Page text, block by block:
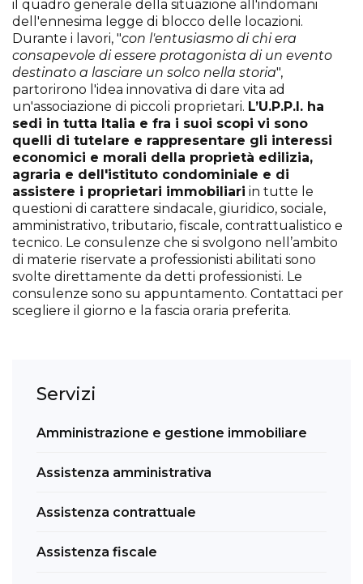
il quadro generale della situazione all'indomani
dell'ennesima legge di blocco delle locazioni.
Durante i lavori, "con l'entusiasmo di chi era
consapevole di essere protagonista di un evento
destinato a lasciare un solco nella storia",
partorirono l'idea innovativa di dare vita ad
un'associazione di piccoli proprietari. L’U.P.P.I. ha
sedi in tutta Italia e fra i suoi scopi vi sono
quelli di tutelare e rappresentare gli interessi
economici e morali della proprietà edilizia,
agraria e dell'istituto condominiale e di
assistere i proprietari immobiliari in tutte le
questioni di carattere sindacale, giuridico, sociale,
amministrativo, tributario, fiscale, contrattualistico e
tecnico. Le consulenze che si svolgono nell’ambito
di materie riservate a professionisti abilitati sono
svolte direttamente da detti professionisti. Le
consulenze sono su appuntamento. Contattaci per
scegliere il giorno e la fascia oraria preferita.
Servizi
Amministrazione e gestione immobiliare
Assistenza amministrativa
Assistenza contrattuale
Assistenza fiscale